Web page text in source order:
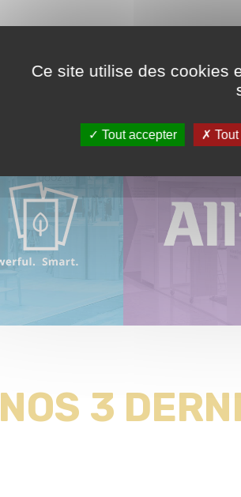
NOS 3
Ce site utilise des cookies
Tout accepter